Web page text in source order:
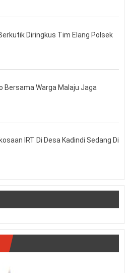
Diringkus Tim Elang Polsek
Bersama Warga Malaju Jaga
IRT Di Desa Kadindi Sedang Di